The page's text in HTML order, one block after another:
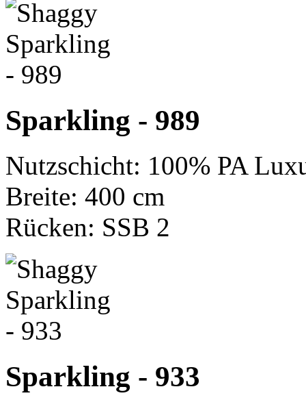
Sparkling - 989
Nutzschicht: 100% PA
Breite: 400 cm
Rücken: SSB 2
Sparkling - 933